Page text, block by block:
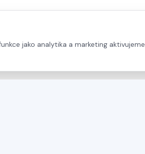
jako analytika a marketing aktivujeme